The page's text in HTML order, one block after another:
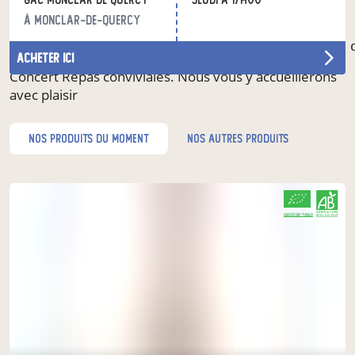
à Monclar-de-Quercy
acheter ici
les parcours Découverte des oiseaux...
Ainsi que des animations culturelles,
Concert Repas conviviales. Nous vous y accueillerons
avec plaisir
nos produits du moment nos autres produits
CERTIFIÉ PAR FR-BIO-10
AGRICULTURE FRANCE